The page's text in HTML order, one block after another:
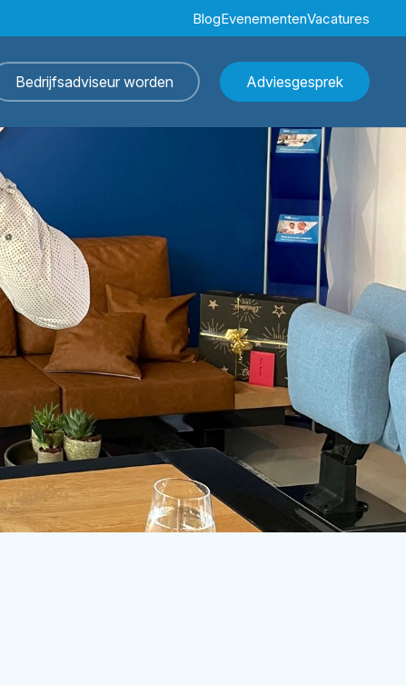
BlogEvenementenVacatures
Bedrijfsadviseur worden Adviesgesprek